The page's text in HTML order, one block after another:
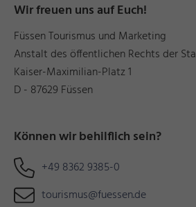
Wir freuen uns auf Euch!
Füssen Tourismus und Marketing
Anstalt des öffentlichen Rechts der
Kaiser-Maximilian-Platz 1
D - 87629 Füssen
Können wir behilflich sein?
+49 8362 9385-0
tourismus@fuessen.de